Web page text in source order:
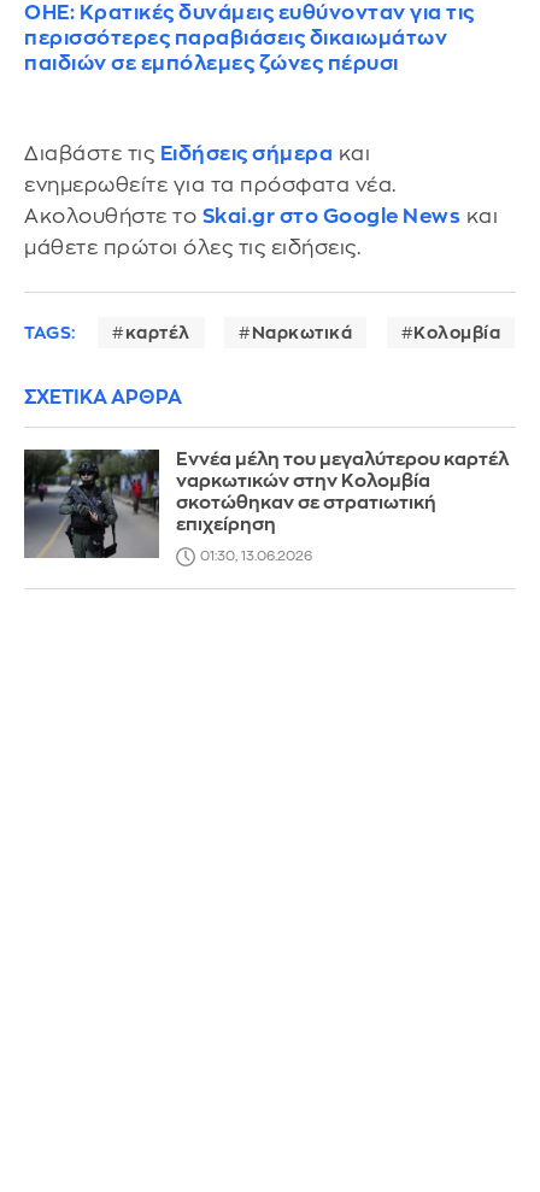
ΟΗΕ: Κρατικές δυνάμεις ευθύνονταν για τις
περισσότερες παραβιάσεις δικαιωμάτων
παιδιών σε εμπόλεμες ζώνες πέρυσι
Διαβάστε τις Ειδήσεις σήμερα και
ενημερωθείτε για τα πρόσφατα νέα.
Ακολουθήστε το Skai.gr στο Google News και
μάθετε πρώτοι όλες τις ειδήσεις.
TAGS: καρτέλ Ναρκωτικά Κολομβία
ΣΧΕΤΙΚΑ ΑΡΘΡΑ
Εννέα μέλη του μεγαλύτερου καρτέλ
ναρκωτικών στην Κολομβία
σκοτώθηκαν σε στρατιωτική
επιχείρηση
01:30, 13.06.2026